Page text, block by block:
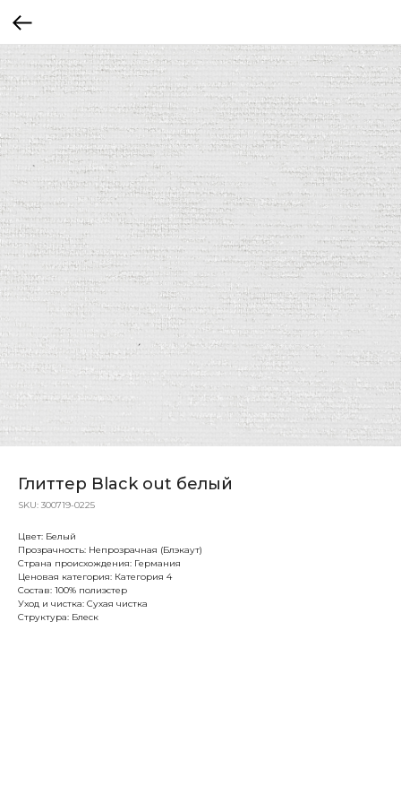
Глиттер Black out белый
SKU: 300719-0225
Цвет: Белый
Прозрачность: Непрозрачная (Блэкаут)
Страна происхождения: Германия
Ценовая категория: Категория 4
Состав: 100% полиэстер
Уход и чистка: Сухая чистка
Структура: Блеск